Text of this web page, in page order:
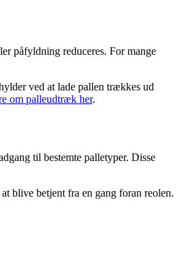
påfyldning reduceres. For mange
ved at lade pallen trækkes ud
om palleudtræk her.
til bestemte palletyper. Disse
blive betjent fra en gang foran reolen.